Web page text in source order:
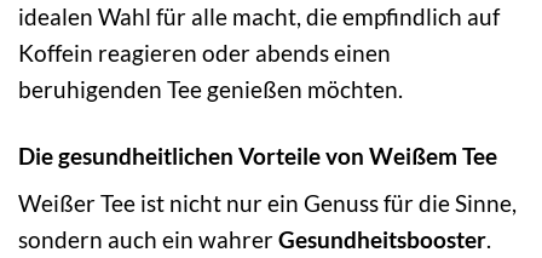
idealen Wahl für alle macht, die empfindlich auf
Koffein reagieren oder abends einen
beruhigenden Tee genießen möchten.
Die gesundheitlichen Vorteile von Weißem Tee
Weißer Tee ist nicht nur ein Genuss für die Sinne,
sondern auch ein wahrerGesundheitsbooster.